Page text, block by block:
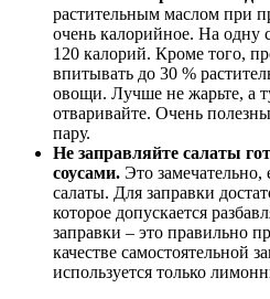
растительным маслом при
очень калорийное. На одну
120 калорий. Кроме того,
впитывать до 30 %
овощи. Лучше не жарьте, а
отваривайте. Очень
пару.
Не заправляйте салаты
соусами. Это
салаты. Для заправки
которое допускается
заправки – это правильно
качестве самостоятельной
используется только